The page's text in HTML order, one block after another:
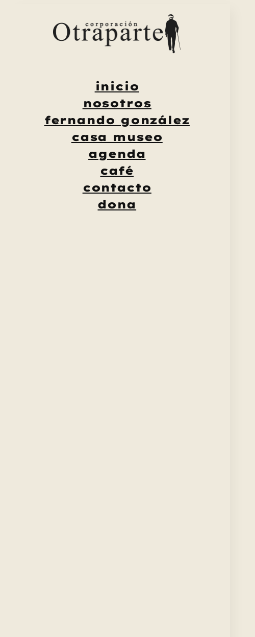
inicio
nosotros
fernando gonzález
casa museo
agenda
café
contacto
dona